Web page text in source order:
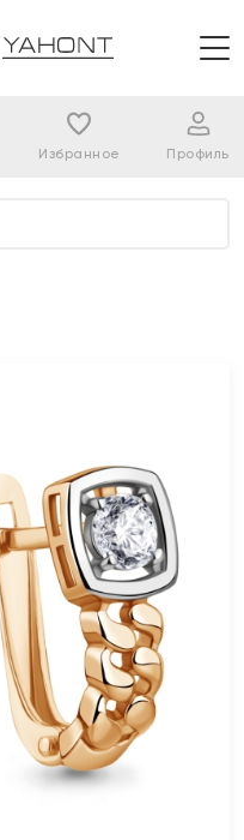
Избранное Профиль